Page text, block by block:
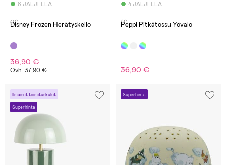
6 JÄLJELLÄ
(0)
Disney Frozen Herätyskello
36,90 €
Ovh: 37,90 €
4 JÄLJELLÄ
(1)
Peppi Pitkätossu Yövalo
36,90 €
Ilmaiset toimituskulut
Superhinta
Superhinta